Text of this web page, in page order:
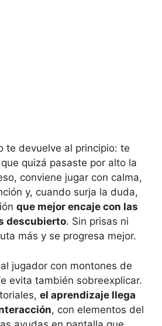
te devuelve al principio: te
quizá pasaste por alto la
conviene jugar con calma,
y, cuando surja la duda,
que mejor encaje con las
descubierto. Sin prisas ni
más y se progresa mejor.
jugador con montones de
evita también sobreexplicar.
el aprendizaje llega
, con elementos del